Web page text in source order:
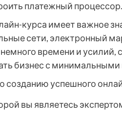
платежный процессор.
курса имеет важное
сети, электронный
времени и усилий,
бизнес с
созданию успешного
вы являетесь